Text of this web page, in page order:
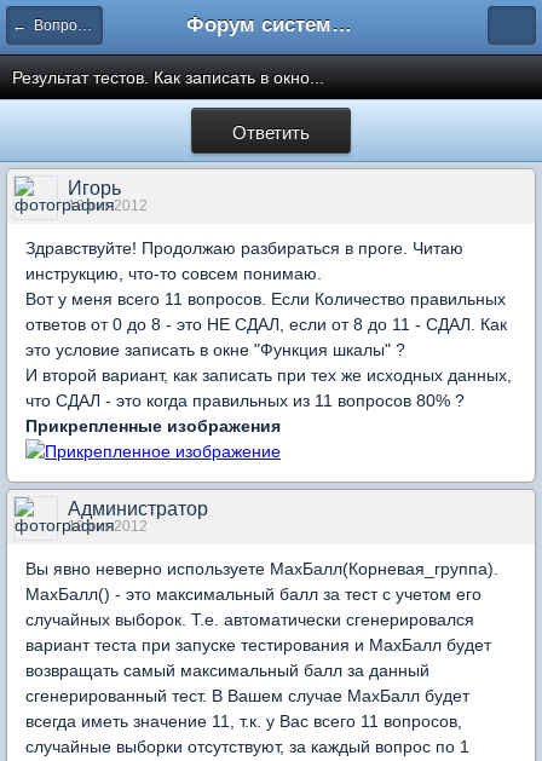
← Вопросы составления тестов Форум системы тестирования INDIGO
Результат тестов. Как записать в окно...
Ответить
Игорь
13 окт 2012
Здравствуйте! Продолжаю разбираться в проге. Читаю
инструкцию, что-то совсем понимаю.
Вот у меня всего 11 вопросов. Если Количество правильных
ответов от 0 до 8 - это НЕ СДАЛ, если от 8 до 11 - СДАЛ. Как
это условие записать в окне "Функция шкалы" ?
И второй вариант, как записать при тех же исходных данных,
что СДАЛ - это когда правильных из 11 вопросов 80% ?
Прикрепленные изображения
Администратор
13 окт 2012
Вы явно неверно используете MaxБалл(Корневая_группа).
MaxБалл() - это максимальный балл за тест с учетом его
случайных выборок. Т.е. автоматически сгенерировался
вариант теста при запуске тестирования и MaxБалл будет
возвращать самый максимальный балл за данный
сгенерированный тест. В Вашем случае MaxБалл будет
всегда иметь значение 11, т.к. у Вас всего 11 вопросов,
случайные выборки отсутствуют, за каждый вопрос по 1